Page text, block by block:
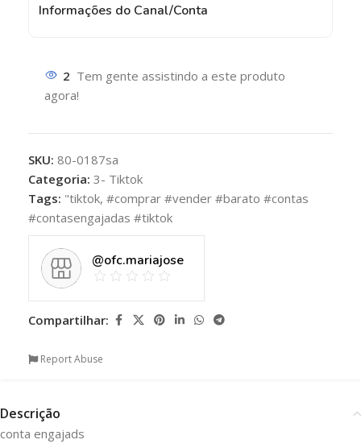
Informações do Canal/Conta
2 Tem gente assistindo a este produto
agora!
SKU: 80-0187sa
Categoria: 3- Tiktok
Tags: "tiktok, #comprar #vender #barato #contas
#contasengajadas #tiktok
@ofc.mariajose
Compartilhar:
Report Abuse
Descrição
conta engajads